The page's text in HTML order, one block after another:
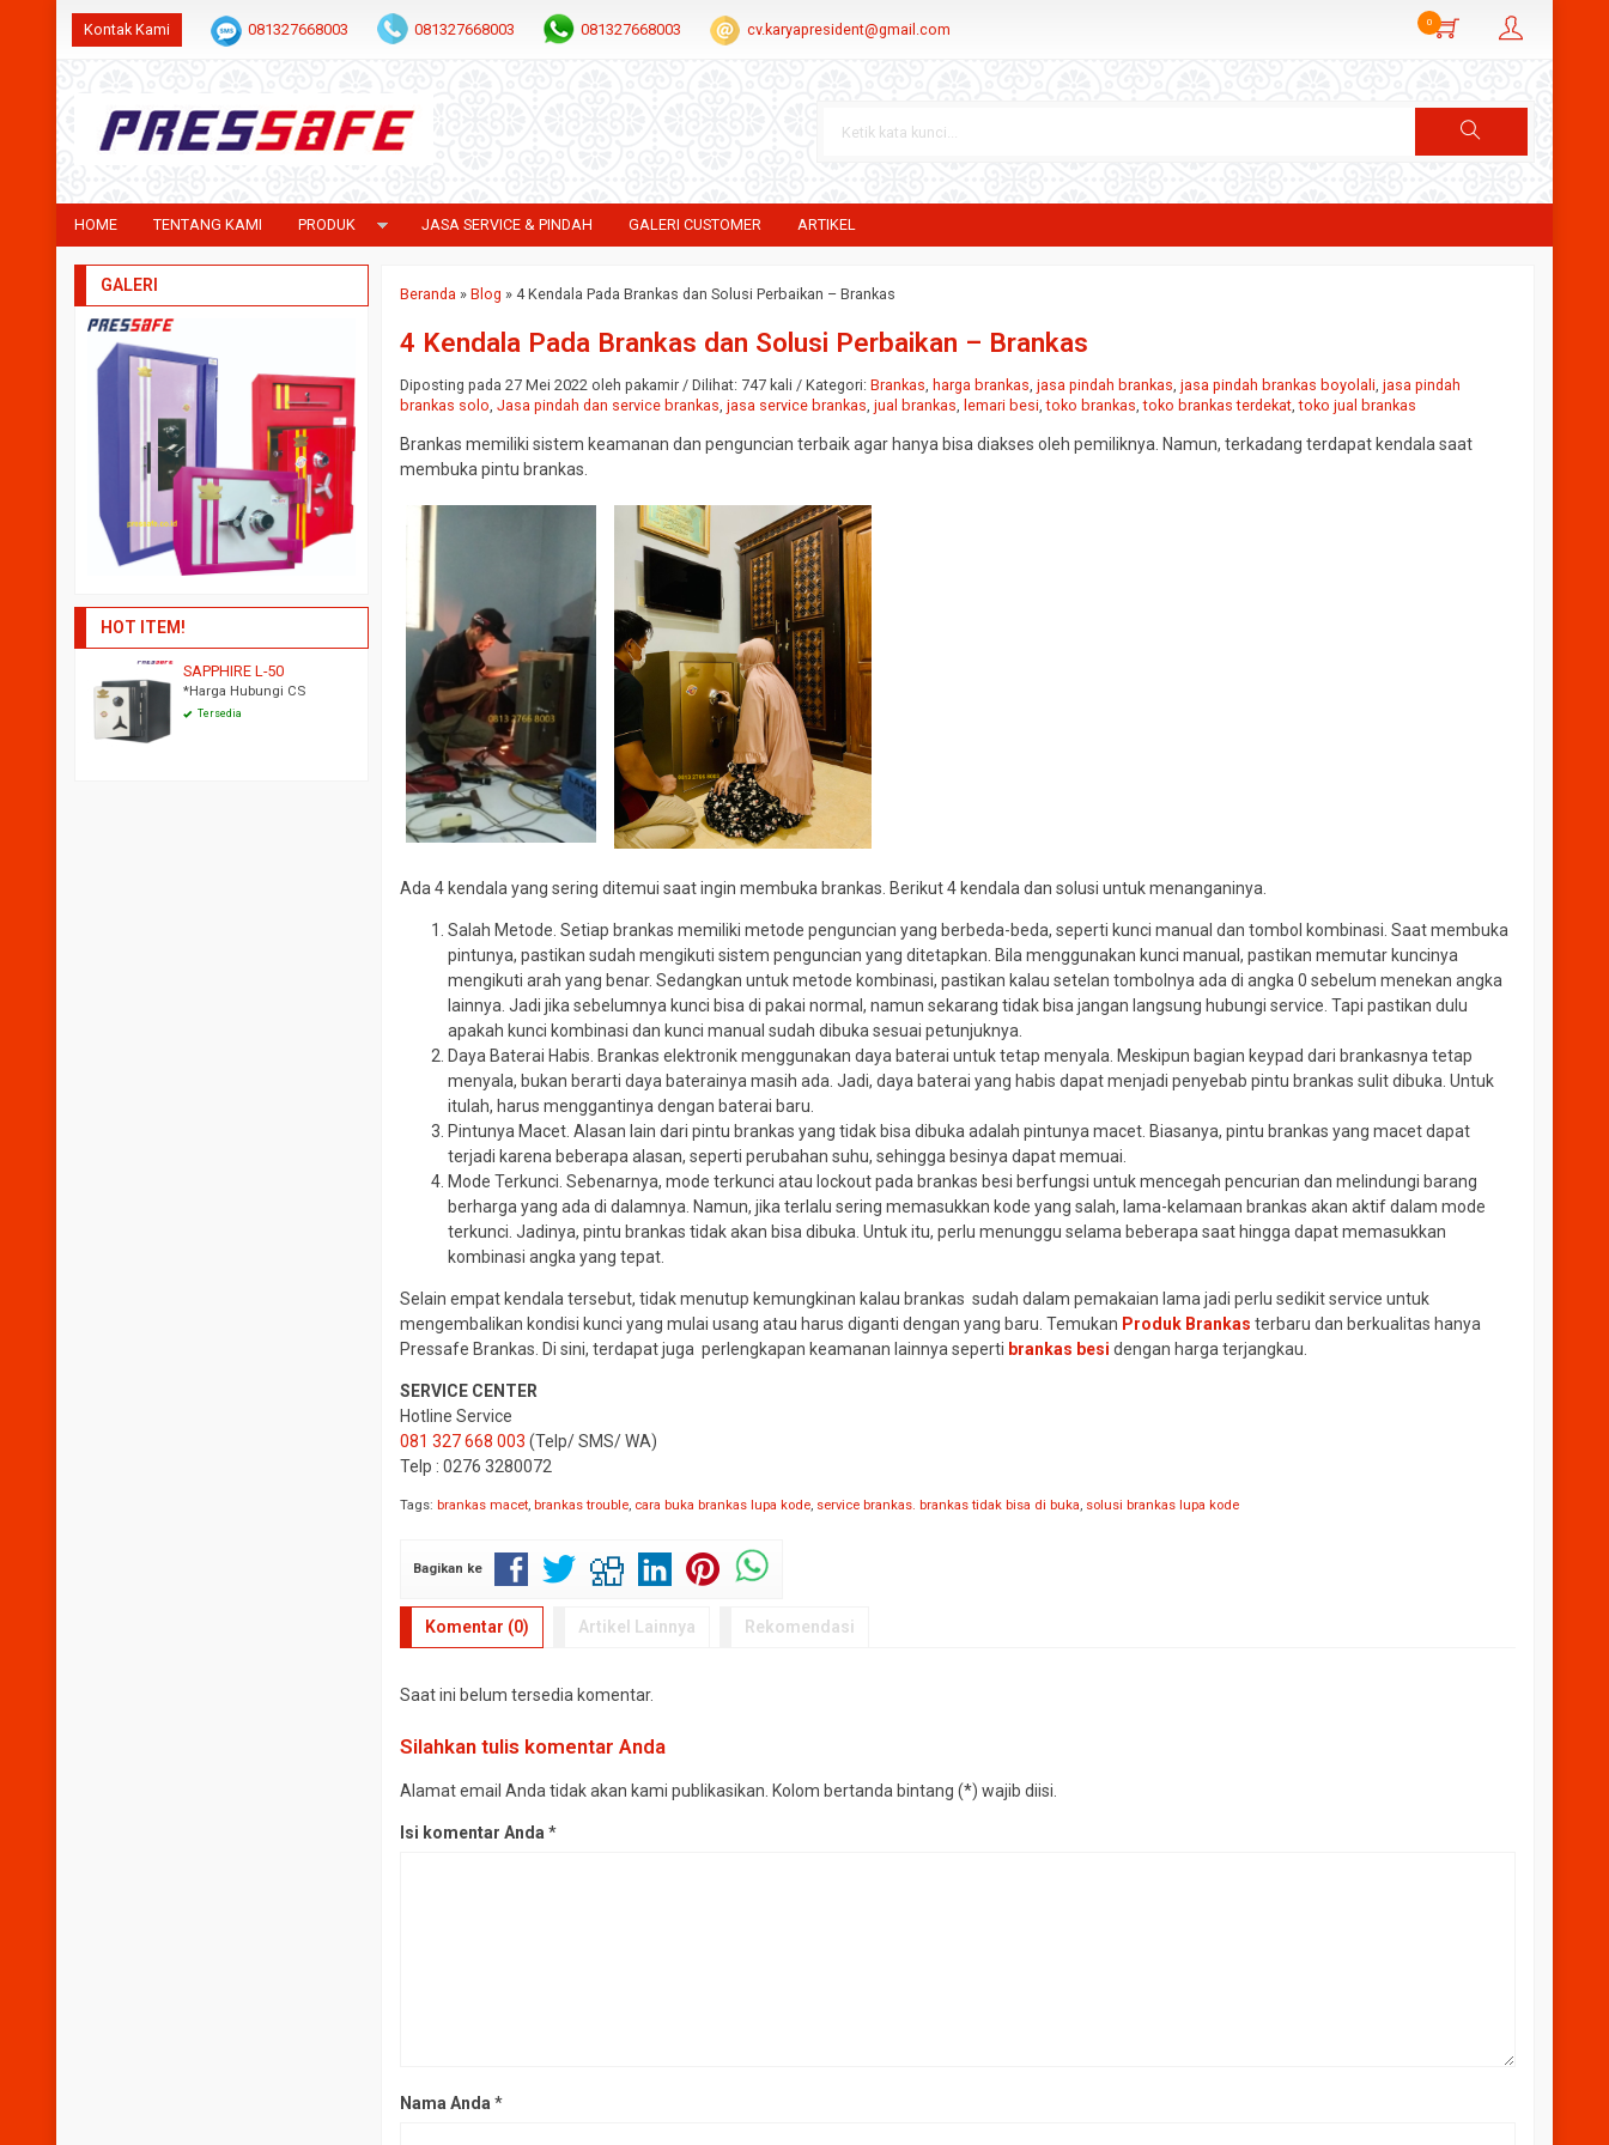
Kontak Kami 081327668003 081327668003 081327668003 cv.karyapresident@gmail.com 0
HOME TENTANG KAMI PRODUK JASA SERVICE & PINDAH GALERI CUSTOMER ARTIKEL
Beranda »Blog »4 Kendala Pada Brankas dan Solusi Perbaikan – Brankas
4 Kendala Pada Brankas dan Solusi Perbaikan – Brankas
Diposting pada 27 Mei 2022 oleh pakamir / Dilihat: 747 kali / Kategori:Brankas, harga brankas,jasa pindah brankas,jasa pindah brankas boyolali,jasa pindah
brankas solo,Jasa pindah dan service brankas,jasa service brankas,jual brankas, lemari besi,toko brankas,toko brankas terdekat,toko jual brankas
Brankas memiliki sistem keamanan dan penguncian terbaik agar hanya bisa diakses oleh pemiliknya. Namun, terkadang terdapat kendala saat
membuka pintu brankas.
Ada 4 kendala yang sering ditemui saat ingin membuka brankas. Berikut 4 kendala dan solusi untuk menanganinya.
Salah Metode. Setiap brankas memiliki metode penguncian yang berbeda-beda, seperti kunci manual dan tombol kombinasi. Saat membuka
pintunya, pastikan sudah mengikuti sistem penguncian yang ditetapkan. Bila menggunakan kunci manual, pastikan memutar kuncinya
mengikuti arah yang benar. Sedangkan untuk metode kombinasi, pastikan kalau setelan tombolnya ada di angka 0 sebelum menekan angka
lainnya. Jadi jika sebelumnya kunci bisa di pakai normal, namun sekarang tidak bisa jangan langsung hubungi service. Tapi pastikan dulu
apakah kunci kombinasi dan kunci manual sudah dibuka sesuai petunjuknya.
Daya Baterai Habis. Brankas elektronik menggunakan daya baterai untuk tetap menyala. Meskipun bagian keypad dari brankasnya tetap
menyala, bukan berarti daya baterainya masih ada. Jadi, daya baterai yang habis dapat menjadi penyebab pintu brankas sulit dibuka. Untuk
itulah, harus menggantinya dengan baterai baru.
Pintunya Macet. Alasan lain dari pintu brankas yang tidak bisa dibuka adalah pintunya macet. Biasanya, pintu brankas yang macet dapat
terjadi karena beberapa alasan, seperti perubahan suhu, sehingga besinya dapat memuai.
Mode Terkunci. Sebenarnya, mode terkunci atau lockout pada brankas besi berfungsi untuk mencegah pencurian dan melindungi barang
berharga yang ada di dalamnya. Namun, jika terlalu sering memasukkan kode yang salah, lama-kelamaan brankas akan aktif dalam mode
terkunci. Jadinya, pintu brankas tidak akan bisa dibuka. Untuk itu, perlu menunggu selama beberapa saat hingga dapat memasukkan
kombinasi angka yang tepat.
Selain empat kendala tersebut, tidak menutup kemungkinan kalau brankas sudah dalam pemakaian lama jadi perlu sedikit service untuk
mengembalikan kondisi kunci yang mulai usang atau harus diganti dengan yang baru. Temukan Produk Brankas terbaru dan berkualitas hanya
Pressafe Brankas. Di sini, terdapat juga perlengkapan keamanan lainnya seperti brankas besi dengan harga terjangkau.
SERVICE CENTER
Hotline Service
081 327 668 003 (Telp/ SMS/ WA)
Telp : 0276 3280072
Tags:brankas macet,brankas trouble, cara buka brankas lupa kode,service brankas. brankas tidak bisa di buka,solusi brankas lupa kode
Bagikan ke
Komentar (0) Artikel Lainnya Rekomendasi
Saat ini belum tersedia komentar.
Silahkan tulis komentar Anda
Alamat email Anda tidak akan kami publikasikan. Kolom bertanda bintang (*) wajib diisi.
Isi komentar Anda *
Nama Anda *
GALERI
HOT ITEM!
*Harga Hubungi CS
RUBY H-45
*Harga Hubungi CS
EMERALD M-122
Tersedia
BRANKAS KOTAK AMAL
| KOTAK INFAQ
*Harga Hubungi CS
Tersedia